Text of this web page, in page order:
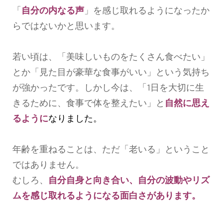
「自分の内なる声」を感じ取れるようになったか
らではないかと思います。
若い頃は、「美味しいものをたくさん食べたい」
とか「見た目が豪華な食事がいい」という気持ち
が強かったです。しかし今は、「1日を大切に生
きるために、食事で体を整えたい」と 自然に思え
るようになりました。
年齢を重ねることは、ただ「老いる」ということ
ではありません。
むしろ、 自分自身と向き合い、自分の波動やリズ
ムを感じ取れるようになる面白さがあります。